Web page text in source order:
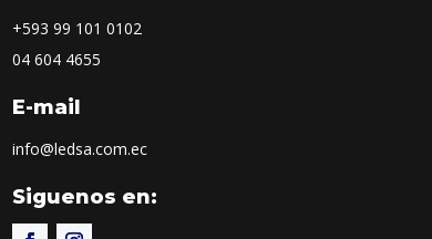
+593 99 101 0102
04 604 4655
E-mail
info@ledsa.com.ec
Siguenos en: